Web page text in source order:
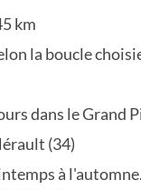
km
la boucle
dans le Grand
(34)
à